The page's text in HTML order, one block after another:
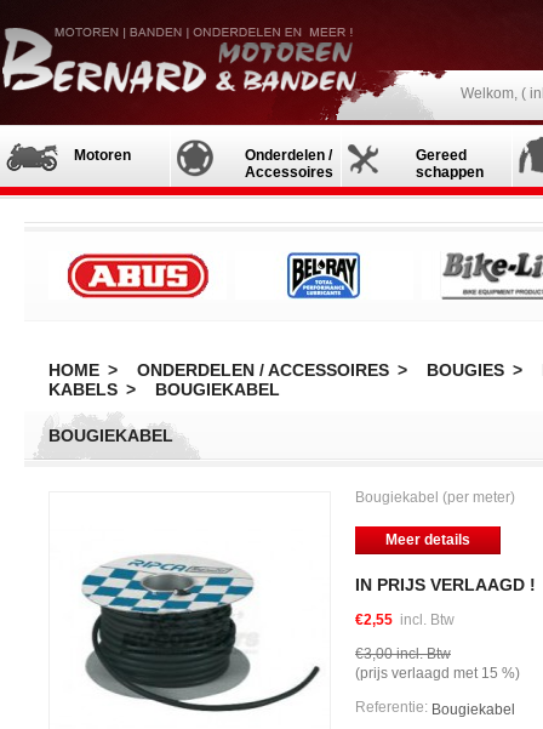
Welkom, (
Motoren
Onderdelen /
Accessoires
Gereed
schappen
HOME > ONDERDELEN / ACCESSOIRES > BOUGIES >
KABELS > BOUGIEKABEL
BOUGIEKABEL
Bougiekabel (per meter)
Meer details
IN PRIJS VERLAAGD !
€2,55 incl. Btw
€3,00incl. Btw
(prijs verlaagd met 15 %)
Referentie: Bougiekabel